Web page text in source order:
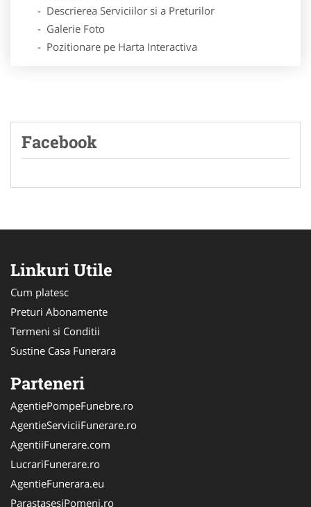
- Descrierea Serviciilor si a Preturilor
- Galerie Foto
- Pozitionare pe Harta Interactiva
Facebook
Linkuri Utile
Cum platesc
Preturi Abonamente
Termeni si Conditii
Sustine Casa Funerara
Parteneri
AgentiePompeFunebre.ro
AgentieServiciiFunerare.ro
AgentiiFunerare.com
LucrariFunerare.ro
AgentieFunerara.eu
ParastasesiPomeni.ro